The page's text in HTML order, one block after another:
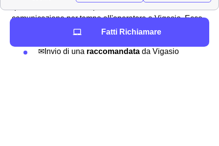
comunicazione per tempo all'operatore a Vigasio.Ecco
qua sotto alcuni dei canali utilizzabili:
✉Invio di una raccomandata da Vigasio
Fatti Richiamare